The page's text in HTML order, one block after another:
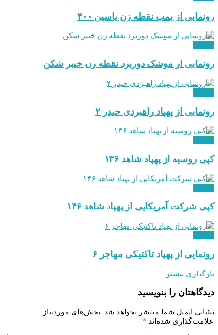
رونمایی از بمب نقطه زن یاسین ۴۰۰
رونمایی از موشک دوربرد نقطه زن خیبر شکن
رونمایی از پهپاد راهبردی حیدر ۲
کپی روسیه از پهپاد شاهد ۱۳۶
کپی شرکت آمریکایی از پهپاد شاهد ۱۳۶
رونمایی از پهپاد تاکتیکی مهاجر ۶
بارگذاری بیشتر
دیدگاهتان را بنویسید
نشانی ایمیل شما منتشر نخواهد شد. بخش‌های موردنیاز
علامت‌گذاری شده‌اند *